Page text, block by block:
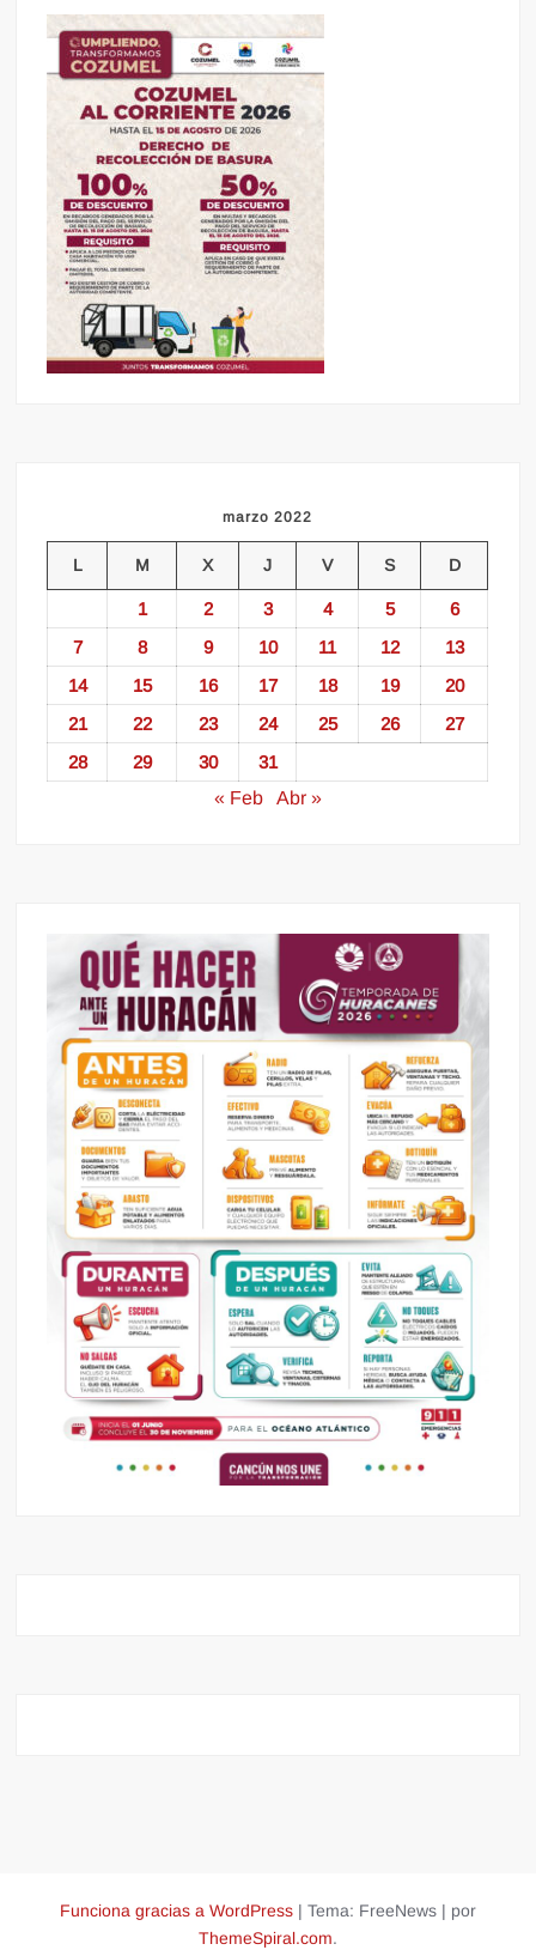
marzo 2022
L M X J V S D
1 2 3 4 5
6
7
8 9 10 11 12
13
14
15 16 17 18 19
20
21
22 23 24 25 26
27
28
29 30
31
« Feb
Abr »
Funciona gracias a WordPress | Tema: FreeNews | por
ThemeSpiral.com.